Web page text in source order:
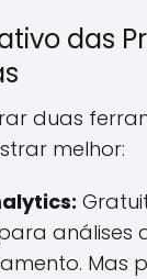
das
duas
melhor:
análises
Mas